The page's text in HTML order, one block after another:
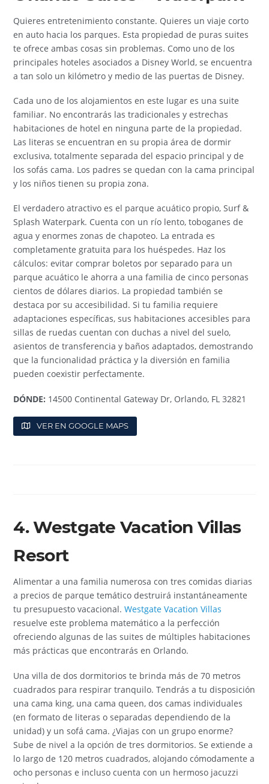
Quieres entretenimiento constante. Quieres un viaje corto
en auto hacia los parques. Esta propiedad de puras suites
te ofrece ambas cosas sin problemas. Como uno de los
principales hoteles asociados a Disney World, se encuentra
a tan solo un kilómetro y medio de las puertas de Disney.
Cada uno de los alojamientos en este lugar es una suite
familiar. No encontrarás las tradicionales y estrechas
habitaciones de hotel en ninguna parte de la propiedad.
Las literas se encuentran en su propia área de dormir
exclusiva, totalmente separada del espacio principal y de
los sofás cama. Los padres se quedan con la cama principal
y los niños tienen su propia zona.
El verdadero atractivo es el parque acuático propio, Surf &
Splash Waterpark. Cuenta con un río lento, toboganes de
agua y enormes zonas de chapoteo. La entrada es
completamente gratuita para los huéspedes. Haz los
cálculos: evitar comprar boletos por separado para un
parque acuático le ahorra a una familia de cinco personas
cientos de dólares diarios. La propiedad también se
destaca por su accesibilidad. Si tu familia requiere
adaptaciones específicas, sus habitaciones accesibles para
sillas de ruedas cuentan con duchas a nivel del suelo,
asientos de transferencia y baños adaptados, demostrando
que la funcionalidad práctica y la diversión en familia
pueden coexistir perfectamente.
DÓNDE: 14500 Continental Gateway Dr, Orlando, FL 32821
VER EN GOOGLE MAPS
4. Westgate Vacation Villas
Resort
Alimentar a una familia numerosa con tres comidas diarias
a precios de parque temático destruirá instantáneamente
tu presupuesto vacacional.Westgate Vacation Villas
resuelve este problema matemático a la perfección
ofreciendo algunas de las suites de múltiples habitaciones
más prácticas que encontrarás en Orlando.
Una villa de dos dormitorios te brinda más de 70 metros
cuadrados para respirar tranquilo. Tendrás a tu disposición
una cama king, una cama queen, dos camas individuales
(en formato de literas o separadas dependiendo de la
unidad) y un sofá cama. ¿Viajas con un grupo enorme?
Sube de nivel a la opción de tres dormitorios. Se extiende a
lo largo de 120 metros cuadrados, alojando cómodamente a
ocho personas e incluso cuenta con un hermoso jacuzzi